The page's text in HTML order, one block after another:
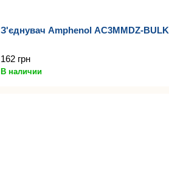
З'єднувач Amphenol AC3MMDZ-BULK
162 грн
В наличии